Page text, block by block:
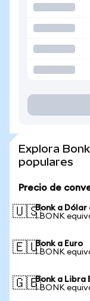
Explora
populares
Precio de
🇺🇸Bonk a
1 BONK
🇪🇺Bonk a Euro
1 BONK
🇬🇧Bonk a Libra
1 BONK